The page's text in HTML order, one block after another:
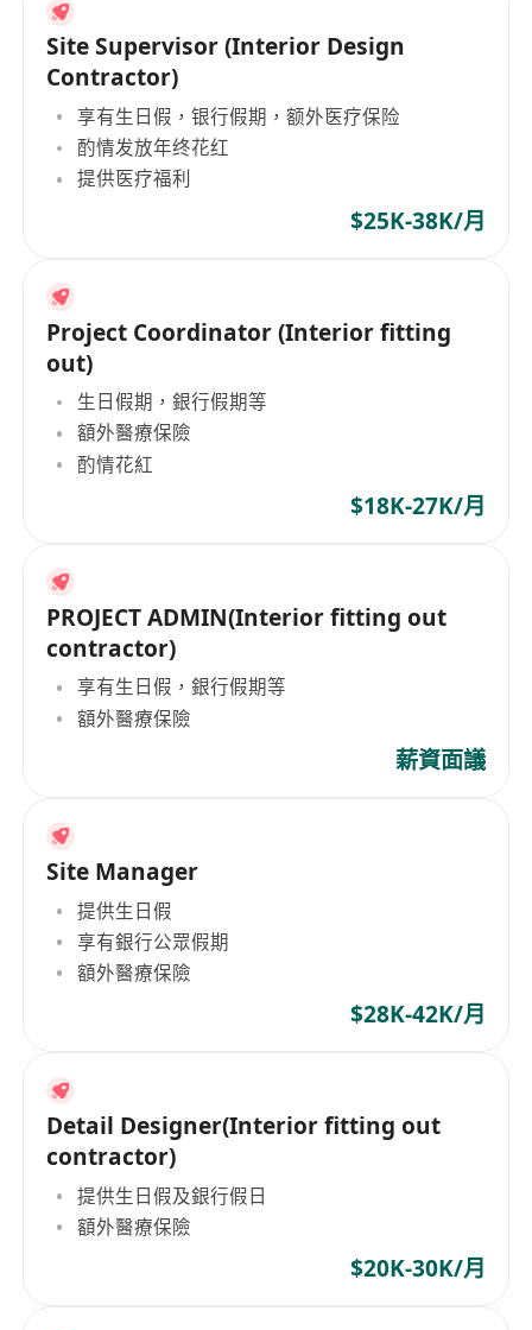
Site Supervisor (Interior Design
Contractor)
享有生日假，银行假期，额外医疗保险
酌情发放年终花红
提供医疗福利
$25K-38K/月
Project Coordinator (Interior fitting
out)
生日假期，銀行假期等
額外醫療保險
酌情花紅
$18K-27K/月
PROJECT ADMIN(Interior fitting out
contractor)
享有生日假，銀行假期等
額外醫療保險
薪資面議
Site Manager
提供生日假
享有銀行公眾假期
額外醫療保險
$28K-42K/月
Detail Designer(Interior fitting out
contractor)
提供生日假及銀行假日
額外醫療保險
$20K-30K/月